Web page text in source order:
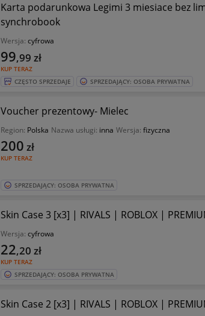
Karta podarunkowa Legimi 3 miesiace bez
synchrobook
Wersja: cyfrowa
KUP TERAZ
99,99 zł
CZĘSTO SPRZEDAJE SPRZEDAJĄCY: OSOBA PRYWATNA
Voucher prezentowy- Mielec
Region: Polska Nazwa usługi: inna Wersja: fizyczna
KUP TERAZ
200 zł
SPRZEDAJĄCY: OSOBA PRYWATNA
Skin Case 3 [x3] | RIVALS | ROBLOX |
Wersja: cyfrowa
KUP TERAZ
22,20 zł
SPRZEDAJĄCY: OSOBA PRYWATNA
Skin Case 2 [x3] | RIVALS | ROBLOX |